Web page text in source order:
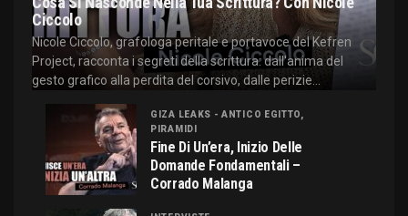
Ciccolo
Nicole Ciccolo, grafologa peritale e portavoce del Kefren
Project, racconta i segreti della scrittura: dall'anima del
gesto grafico alla perdita del corsivo, dalle perizie...
GIZA LEAKS - ANTICO EGITTO,
PIRAMIDI
Fine Di Un’era, Inizio Delle
Domande Fondamentali –
Corrado Malanga